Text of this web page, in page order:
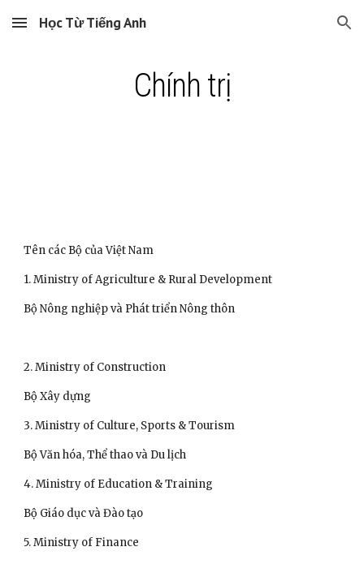
Skip to main content Skip to navigation
Học Từ Tiếng Anh
Chính trị
Tên các Bộ của Việt Nam
1. Ministry of Agriculture & Rural Development
Bộ Nông nghiệp và Phát triển Nông thôn
2. Ministry of Construction
Bộ Xây dựng
3. Ministry of Culture, Sports & Tourism
Bộ Văn hóa, Thể thao và Du lịch
4. Ministry of Education & Training
Bộ Giáo dục và Đào tạo
5. Ministry of Finance